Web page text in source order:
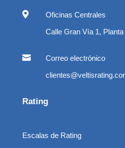

Oficinas Centrales
Calle Gran Vía 1,

Correo electrónico
Rating
Escalas de Rating